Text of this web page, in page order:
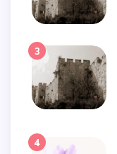
3
4